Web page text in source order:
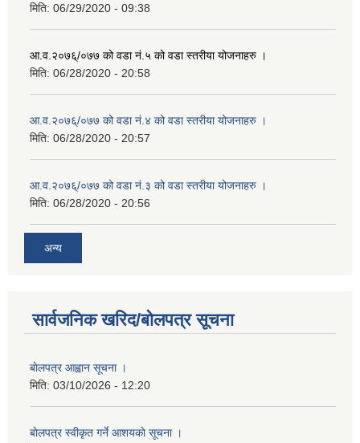
मिति: 06/29/2020 - 09:38
आ.व.२०७६्/०७७ को वडा नं.५ को वडा स्तरीया योजनाहरु ।
मिति: 06/28/2020 - 20:58
आ.व.२०७६्/०७७ को वडा नं.४ को वडा स्तरीया योजनाहरु ।
मिति: 06/28/2020 - 20:57
आ.व.२०७६्/०७७ को वडा नं.३ को वडा स्तरीया योजनाहरु ।
मिति: 06/28/2020 - 20:56
अन्य
सार्वजनिक खरिद/बोलपत्र सूचना
बाेलपत्र आह्वान सूचना ।
मिति: 03/10/2026 - 12:20
बाेलपत्र स्वीकृत गर्ने आशयकाे सूचना ।